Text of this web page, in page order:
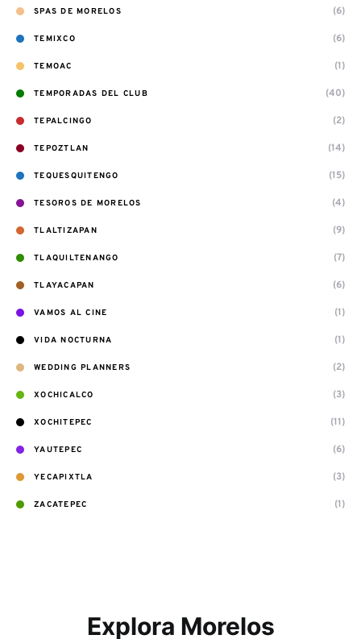
SPAS DE MORELOS (6)
TEMIXCO (6)
TEMOAC (1)
TEMPORADAS DEL CLUB (40)
TEPALCINGO (2)
TEPOZTLAN (14)
TEQUESQUITENGO (15)
TESOROS DE MORELOS (4)
TLALTIZAPAN (9)
TLAQUILTENANGO (7)
TLAYACAPAN (6)
VAMOS AL CINE (1)
VIDA NOCTURNA (1)
WEDDING PLANNERS (2)
XOCHICALCO (3)
XOCHITEPEC (11)
YAUTEPEC (6)
YECAPIXTLA (3)
ZACATEPEC (1)
Explora Morelos